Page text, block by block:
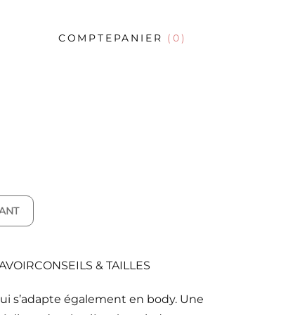
COMPTE PANIER (0)
CONSEILS & TAILLES
s’adapte également en body. Une